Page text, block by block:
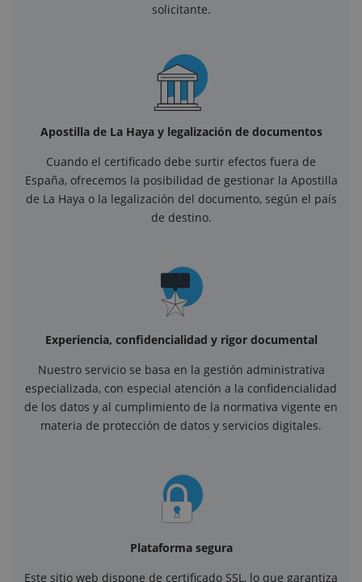
solicitante.
Apostilla de La Haya y legalización de documentos
Cuando el certificado debe surtir efectos fuera de
España, ofrecemos la posibilidad de gestionar la Apostilla
de La Haya o la legalización del documento, según el país
de destino.
Experiencia, confidencialidad y rigor documental
Nuestro servicio se basa en la gestión administrativa
especializada, con especial atención a la confidencialidad
de los datos y al cumplimiento de la normativa vigente en
materia de protección de datos y servicios digitales.
Plataforma segura
Este sitio web dispone de certificado SSL, lo que garantiza